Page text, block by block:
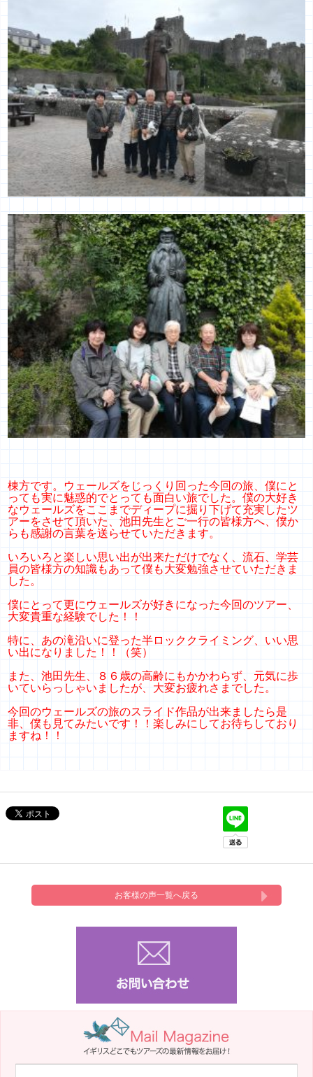
棟方です。ウェールズをじっくり回った今回の旅、僕にと
っても実に魅惑的でとっても面白い旅でした。僕の大好き
なウェールズをここまでディープに掘り下げて充実したツ
アーをさせて頂いた、池田先生とご一行の皆様方へ、僕か
らも感謝の言葉を送らせていただきます。
いろいろと楽しい思い出が出来ただけでなく、流石、学芸
員の皆様方の知識もあって僕も大変勉強させていただきま
した。
僕にとって更にウェールズが好きになった今回のツアー、
大変貴重な経験でした！！
特に、あの滝沿いに登った半ロッククライミング、いい思
い出になりました！！（笑）
また、池田先生、８６歳の高齢にもかかわらず、元気に歩
いていらっしゃいましたが、大変お疲れさまでした。
今回のウェールズの旅のスライド作品が出来ましたら是
非、僕も見てみたいです！！楽しみにしてお待ちしており
ますね！！
お客様の声一覧へ戻る